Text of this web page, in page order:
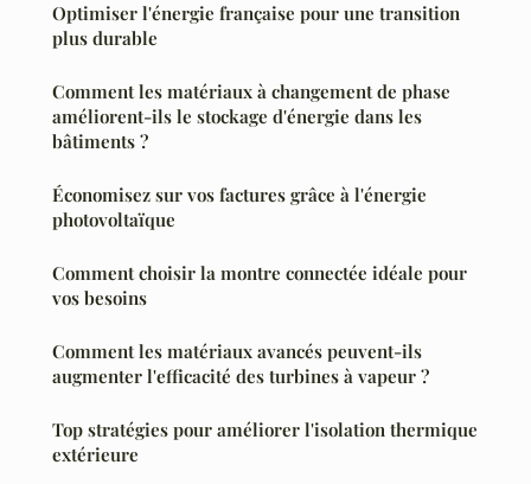
Optimiser l'énergie française pour une transition
plus durable
Comment les matériaux à changement de phase
améliorent-ils le stockage d'énergie dans les
bâtiments ?
Économisez sur vos factures grâce à l'énergie
photovoltaïque
Comment choisir la montre connectée idéale pour
vos besoins
Comment les matériaux avancés peuvent-ils
augmenter l'efficacité des turbines à vapeur ?
Top stratégies pour améliorer l'isolation thermique
extérieure